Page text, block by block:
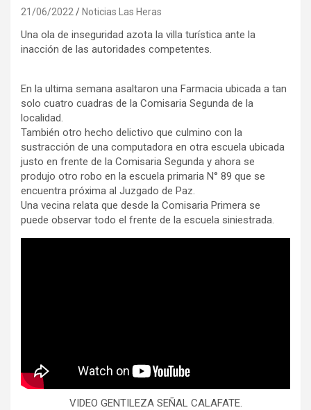
21/06/2022 Noticias Las Heras
Una ola de inseguridad azota la villa turística ante la
inacción de las autoridades competentes.
En la ultima semana asaltaron una Farmacia ubicada a tan
solo cuatro cuadras de la Comisaria Segunda de la
localidad.
También otro hecho delictivo que culmino con la
sustracción de una computadora en otra escuela ubicada
justo en frente de la Comisaria Segunda y ahora se
produjo otro robo en la escuela primaria N° 89 que se
encuentra próxima al Juzgado de Paz.
Una vecina relata que desde la Comisaria Primera se
puede observar todo el frente de la escuela siniestrada.
VIDEO GENTILEZA SEÑAL CALAFATE.